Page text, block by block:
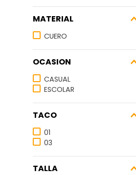
MATERIAL
CUERO
OCASION
CASUAL
ESCOLAR
TACO
01
03
TALLA